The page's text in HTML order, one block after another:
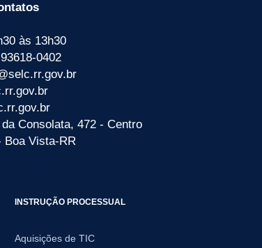
às 13h30
0402
Consolata, 472 - Centro
Boa Vista-RR
INSTRUÇÃO PROCESSUAL
Aquisições de TIC